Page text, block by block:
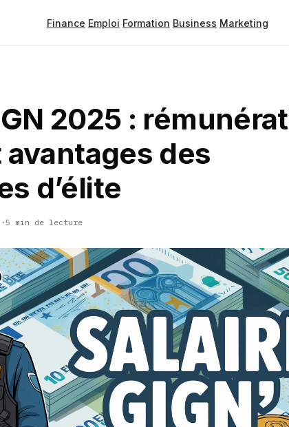
Finance Emploi Formation Business Marketing
2025 :
des
d’élite
·5 min de lecture